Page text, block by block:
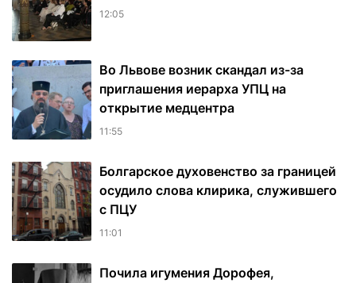
12:05
Во Львове возник скандал из-за
приглашения иерарха УПЦ на
открытие медцентра
11:55
Болгарское духовенство за границей
осудило слова клирика, служившего
с ПЦУ
11:01
Почила игумения Дорофея,